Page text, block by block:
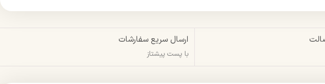
ارسال سریع سفارشات
با پست پیشتاز